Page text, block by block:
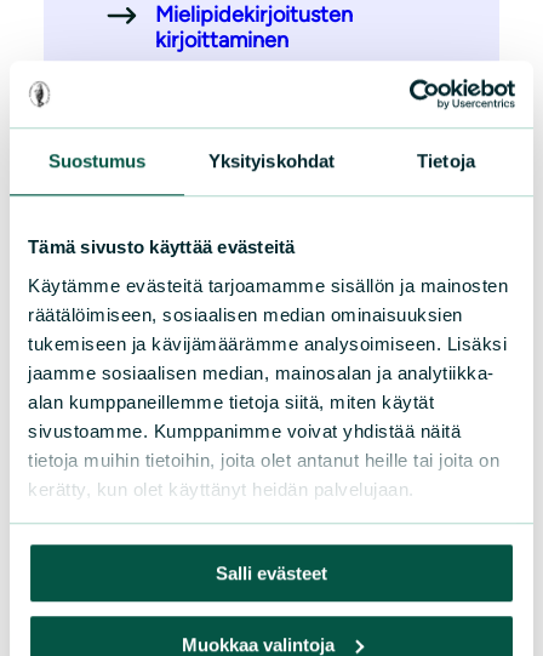
Suostumus Yksityiskohdat Tietoja
Tämä sivusto käyttää evästeitä
Käytämme evästeitä tarjoamamme sisällön ja mainosten
räätälöimiseen, sosiaalisen median ominaisuuksien
tukemiseen ja kävijämäärämme analysoimiseen. Lisäksi
jaamme sosiaalisen median, mainosalan ja analytiikka-
alan kumppaneillemme tietoja siitä, miten käytät
sivustoamme. Kumppanimme voivat yhdistää näitä
tietoja muihin tietoihin, joita olet antanut heille tai joita on
kerätty, kun olet käyttänyt heidän palvelujaan.
Salli evästeet
Muokkaa valintoja
Mielipidekirjoitusten
kirjoittaminen
lähiluontoa uhkaavista
esimerkiksi
mielipidekirjoitusten avulle.
Oletko kiinnostunut
kirjoittamaan yhdellä
napakoita ja ajatuksia
herättäviä kirjoituksia?